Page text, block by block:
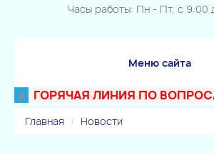
Часы работы: Пн - Пт, с 9:00
Меню сайта
×ГОРЯЧАЯ ЛИНИЯ ПО
Главная Новости